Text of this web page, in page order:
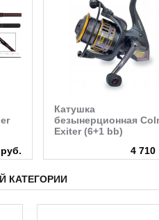
Катушка
безынерционная
Exiter (6+1 bb)
4 710
КАТЕГОРИИ